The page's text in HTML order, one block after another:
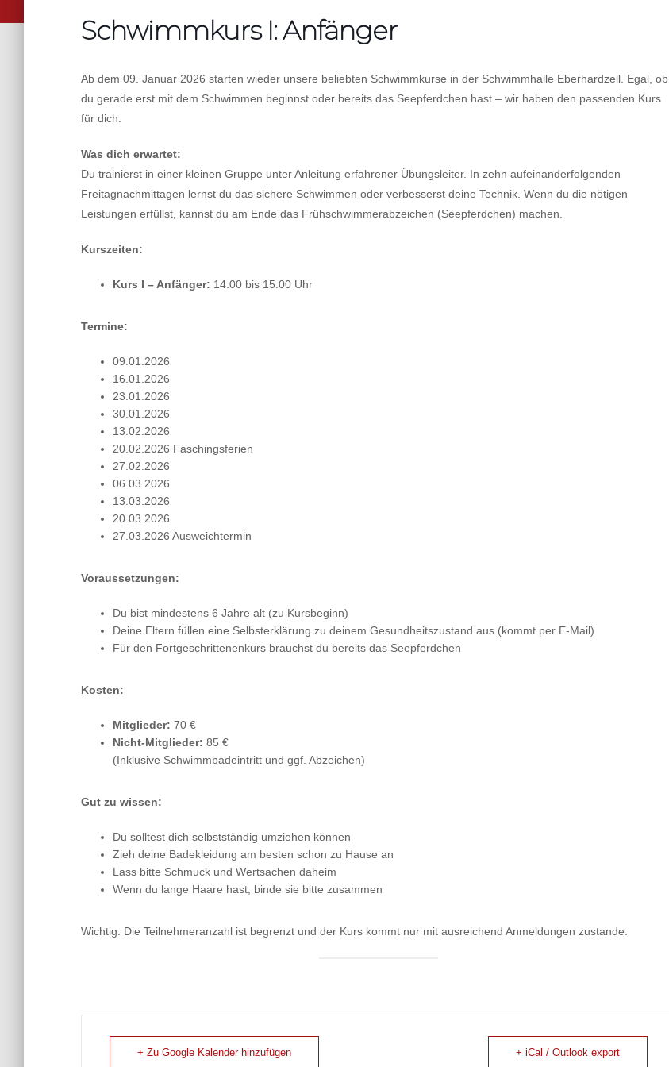
Schwimmkurs I: Anfänger
Ab dem 09. Januar 2026 starten wieder unsere beliebten Schwimmkurse in der Schwimmhalle Eberhardzell. Egal, ob
du gerade erst mit dem Schwimmen beginnst oder bereits das Seepferdchen hast – wir haben den passenden Kurs
für dich.
Was dich erwartet:
Du trainierst in einer kleinen Gruppe unter Anleitung erfahrener Übungsleiter. In zehn aufeinanderfolgenden
Freitagnachmittagen lernst du das sichere Schwimmen oder verbesserst deine Technik. Wenn du die nötigen
Leistungen erfüllst, kannst du am Ende das Frühschwimmerabzeichen (Seepferdchen) machen.
Kurszeiten:
Kurs I – Anfänger: 14:00 bis 15:00 Uhr
Termine:
09.01.2026
16.01.2026
23.01.2026
30.01.2026
13.02.2026
20.02.2026 Faschingsferien
27.02.2026
06.03.2026
13.03.2026
20.03.2026
27.03.2026 Ausweichtermin
Voraussetzungen:
Du bist mindestens 6 Jahre alt (zu Kursbeginn)
Deine Eltern füllen eine Selbsterklärung zu deinem Gesundheitszustand aus (kommt per E-Mail)
Für den Fortgeschrittenenkurs brauchst du bereits das Seepferdchen
Kosten:
Mitglieder: 70 €
Nicht-Mitglieder: 85 €
(Inklusive Schwimmbadeintritt und ggf. Abzeichen)
Gut zu wissen:
Du solltest dich selbstständig umziehen können
Zieh deine Badekleidung am besten schon zu Hause an
Lass bitte Schmuck und Wertsachen daheim
Wenn du lange Haare hast, binde sie bitte zusammen
Wichtig: Die Teilnehmeranzahl ist begrenzt und der Kurs kommt nur mit ausreichend Anmeldungen zustande.
+ Zu Google Kalender hinzufügen + iCal / Outlook export